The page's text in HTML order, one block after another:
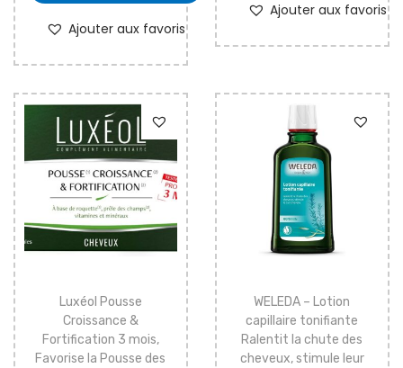
Ajouter aux favoris
Ajouter aux favoris
Luxéol Pousse
Croissance &
Fortification 3 mois,
Favorise la Pousse des
WELEDA – Lotion
capillaire tonifiante
Ralentit la chute des
cheveux, stimule leur